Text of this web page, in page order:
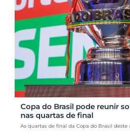
Copa do Brasil pode reunir
nas quartas de final
As quartas de final da Copa do Brasil deste